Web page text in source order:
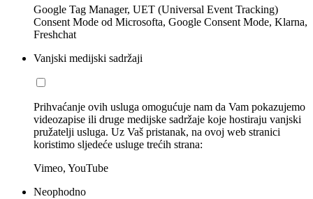
Google Tag Manager, UET (Universal Event Tracking)
Consent Mode od Microsofta, Google Consent Mode, Klarna,
Freshchat
Vanjski medijski sadržaji
Prihvaćanje ovih usluga omogućuje nam da Vam pokazujemo
videozapise ili druge medijske sadržaje koje hostiraju vanjski
pružatelji usluga. Uz Vaš pristanak, na ovoj web stranici
koristimo sljedeće usluge trećih strana:
Vimeo, YouTube
Neophodno